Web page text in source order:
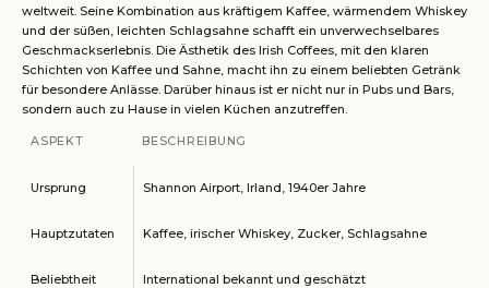
weltweit. Seine Kombination aus kräftigem Kaffee, wärmendem Whiskey
und der süßen, leichten Schlagsahne schafft ein unverwechselbares
Geschmackserlebnis. Die Ästhetik des Irish Coffees, mit den klaren
Schichten von Kaffee und Sahne, macht ihn zu einem beliebten Getränk
für besondere Anlässe. Darüber hinaus ist er nicht nur in Pubs und Bars,
sondern auch zu Hause in vielen Küchen anzutreffen.
ASPEKT BESCHREIBUNG
Ursprung Shannon Airport, Irland, 1940er Jahre
Hauptzutaten Kaffee, irischer Whiskey, Zucker, Schlagsahne
Beliebtheit International bekannt und geschätzt